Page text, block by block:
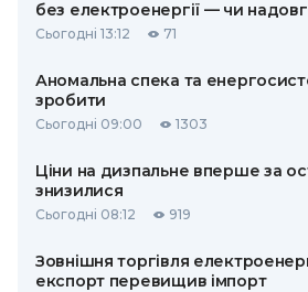
без електроенергії — чи
Сьогодні 13:12 71
Аномальна спека та
зробити
Сьогодні 09:00 1303
Ціни на дизпальне вперше за
знизилися
Сьогодні 08:12 919
Зовнішня торгівля
експорт перевищив імпорт